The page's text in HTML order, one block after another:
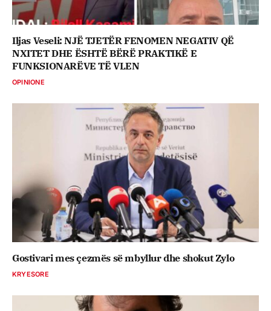
Iljas Veseli: NJË TJETËR FENOMEN NEGATIV QË
NXITET DHE ËSHTË BËRË PRAKTIKË E
FUNKSIONARËVE TË VLEN
OPINIONE
Gostivari mes çezmës së mbyllur dhe shokut Zylo
KRYESORE